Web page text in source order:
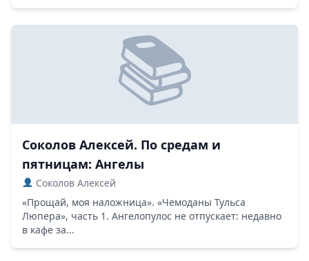
Соколов Алексей. По средам и
пятницам: Ангелы
Соколов Алексей
«Прощай, моя наложница». «Чемоданы Тульса
Люпера», часть 1. Ангелопулос не отпускает: недавно
в кафе за...